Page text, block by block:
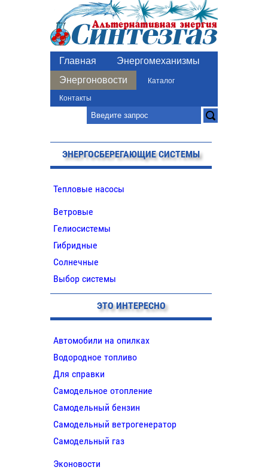
Главная
Энергомеханизмы
Энергоновости
Каталог
Контакты
ЭНЕРГОСБЕРЕГАЮЩИЕ СИСТЕМЫ
Тепловые насосы
Ветровые
Гелиосистемы
Гибридные
Солнечные
Выбор системы
ЭТО ИНТЕРЕСНО
Автомобили на опилках
Водородное топливо
Для справки
Самодельное отопление
Самодельный бензин
Самодельный ветрогенератор
Самодельный газ
Эконовости